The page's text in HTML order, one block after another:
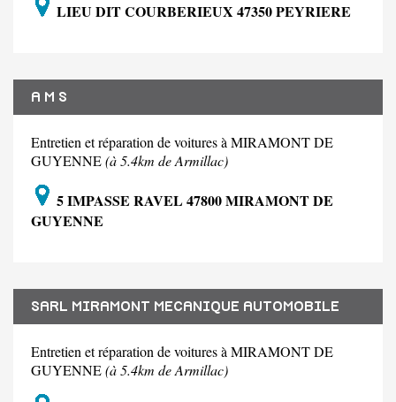
LIEU DIT COURBERIEUX 47350 PEYRIERE
A M S
Entretien et réparation de voitures à MIRAMONT DE
GUYENNE(à 5.4km de Armillac)
5 IMPASSE RAVEL 47800 MIRAMONT DE
GUYENNE
SARL MIRAMONT MECANIQUE AUTOMOBILE
Entretien et réparation de voitures à MIRAMONT DE
GUYENNE(à 5.4km de Armillac)